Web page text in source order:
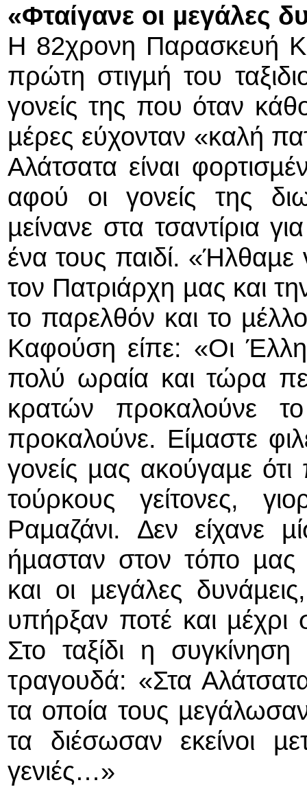
«Φταίγανε οι µεγάλες
Η 82χρονη Παρασκευή
πρώτη στιγµή του
γονείς της που όταν
µέρες εύχονταν «καλή
Αλάτσατα είναι
αφού οι γονείς της
µείνανε στα τσαντίρια
ένα τους παιδί.
τον Πατριάρχη µας και
το παρελθόν και το
Καφούση είπε: «Οι
πολύ ωραία και τώρα
κρατών προκαλούνε
προκαλούνε. Είµαστε
γονείς µας ακούγαµε
τούρκους γείτονες,
Ραµαζάνι. ∆εν είχανε
ήµασταν στον τόπο µας
και οι µεγάλες
υπήρξαν ποτέ και µέχρι
Στο ταξίδι η
τραγουδά: «Στα
τα οποία τους
τα διέσωσαν εκείνοι
γενιές…»